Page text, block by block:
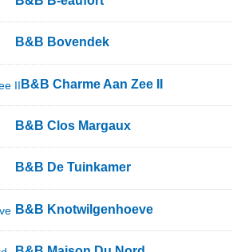
B&B Bovendek
B&B Charme Aan Zee II
B&B Clos Margaux
B&B De Tuinkamer
B&B Knotwilgenhoeve